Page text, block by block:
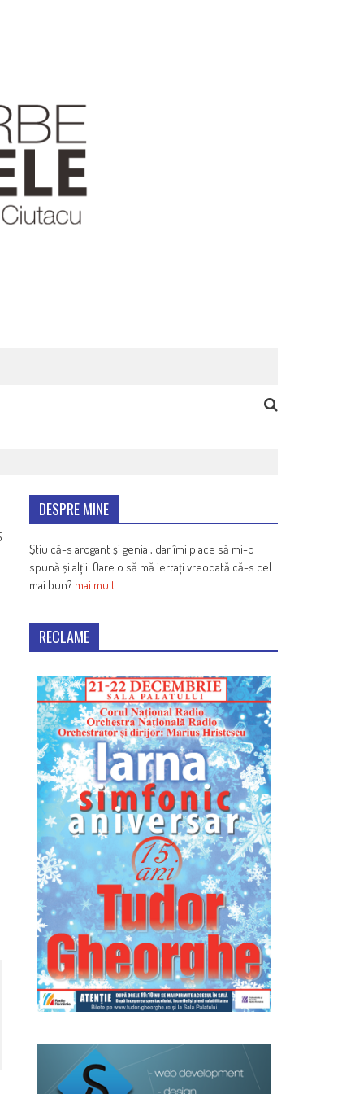
DESPRE MINE
Știu că-s arogant și genial, dar îmi place să mi-o
spună și alții. Oare o să mă iertați vreodată că-s cel
mai bun? mai mult
RECLAME